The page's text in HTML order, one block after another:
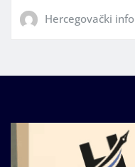
Hercegovački info